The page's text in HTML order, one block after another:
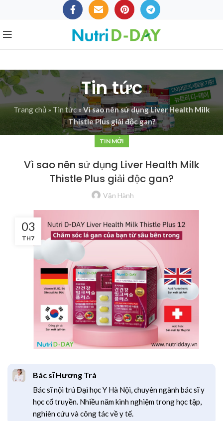
Tin tức
Trang chủ » Tin tức»Vì sao nên sử dụng Liver Health Milk
Thistle Plus giải độc gan?
TIN MỚI
Vì sao nên sử dụng Liver Health Milk
Thistle Plus giải độc gan?
Vận Hành
03
TH7
Bác sĩ Hương Trà
Bác sĩ nội trú Đại học Y Hà Nội, chuyên ngành bác sĩ y
học cổ truyền. Nhiều năm kinh nghiệm trong học tập,
nghiên cứu và công tác về y tế.